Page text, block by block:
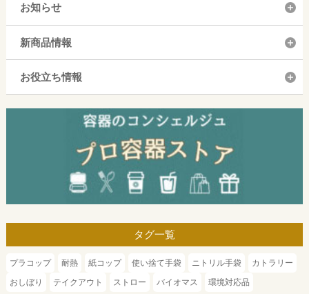
お知らせ
新商品情報
お役立ち情報
タグ一覧
プラコップ 耐熱 紙コップ 使い捨て手袋 ニトリル手袋
カトラリー
おしぼり
テイクアウト ストロー バイオマス 環境対応品